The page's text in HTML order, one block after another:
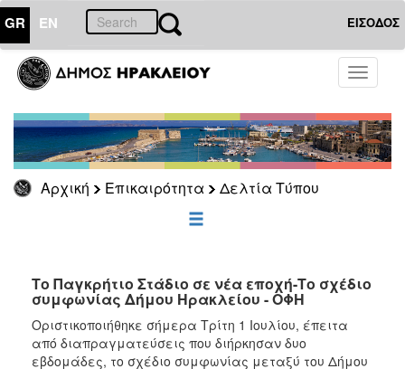
GR EN ΕΙΣΟΔΟΣ
Toggle
Αρχική Επικαιρότητα Δελτία Τύπου
ΕΠΙΚΑΙΡΟΤΗΤΑ
Τύπου
Αρχείο
ΕΠΙΣΚΕΠΤΗΣ
ΗΡΑΚΛΕΙΟ
Το Παγκρήτιο Στάδιο σε νέα εποχή-Το σχέδιο
συμφωνίας Δήμου Ηρακλείου - ΟΦΗ
Οριστικοποιήθηκε σήμερα Τρίτη 1 Ιουλίου, έπειτα
από διαπραγματεύσεις που διήρκησαν δυο
εβδομάδες, το σχέδιο συμφωνίας μεταξύ του Δήμου